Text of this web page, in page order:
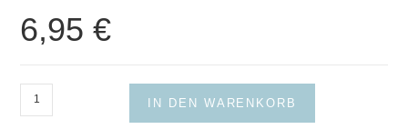
6,95€
Viscose
Digital
IN DEN WARENKORB